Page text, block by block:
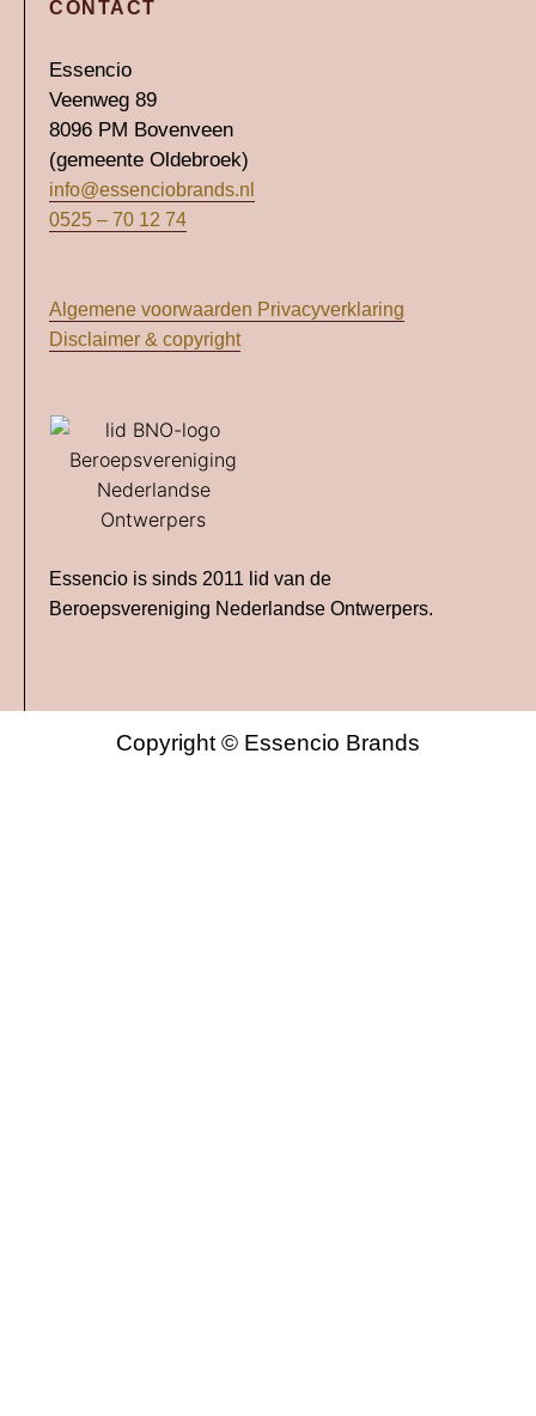
CONTACT
Essencio
Veenweg 89
8096 PM Bovenveen
(gemeente Oldebroek)
info@essenciobrands.nl
0525 – 70 12 74
Algemene voorwaarden Privacyverklaring
Disclaimer & copyright
Essencio is sinds 2011 lid van de
Beroepsvereniging Nederlandse Ontwerpers.
Copyright © Essencio Brands